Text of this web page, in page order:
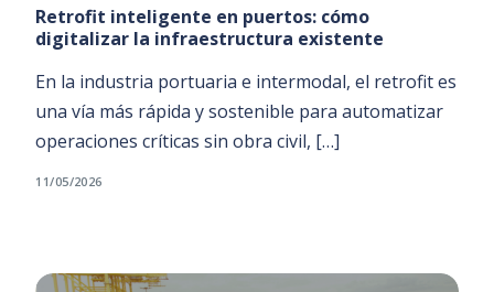
Retrofit inteligente en puertos: cómo
digitalizar la infraestructura existente
En la industria portuaria e intermodal, el retrofit es
una vía más rápida y sostenible para automatizar
operaciones críticas sin obra civil, […]
11/05/2026